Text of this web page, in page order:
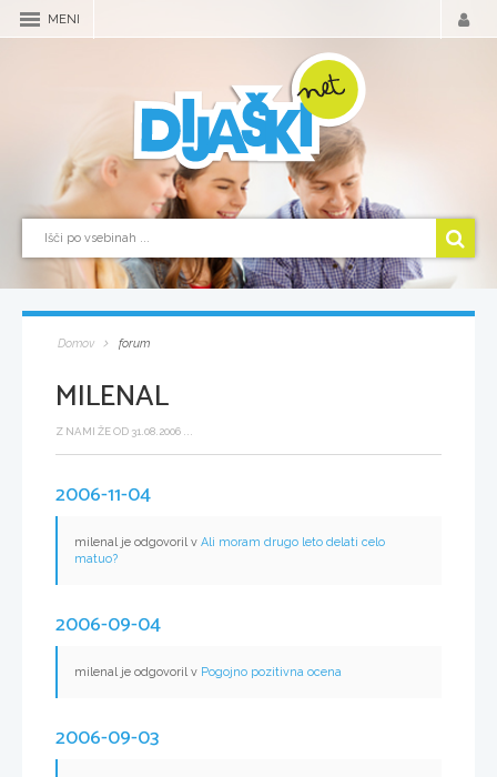
MENI
Domov forum
MILENAL
Z NAMI ŽE OD 31.08.2006 ...
2006-11-04
milenal je odgovoril v Ali moram drugo leto delati celo
matuo?
2006-09-04
milenal je odgovoril v Pogojno pozitivna ocena
2006-09-03